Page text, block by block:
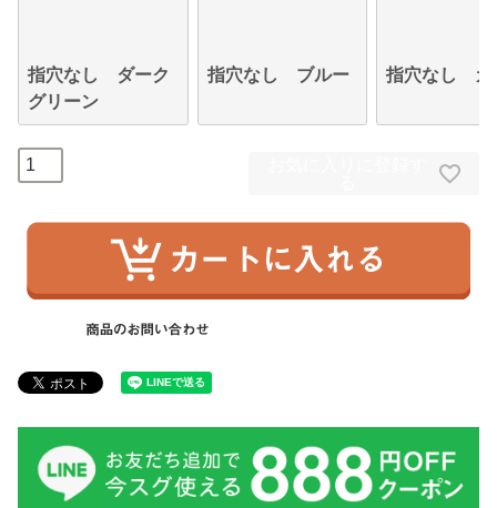
指穴なし ダーク
グリーン
指穴なし ブルー 指穴なし カ